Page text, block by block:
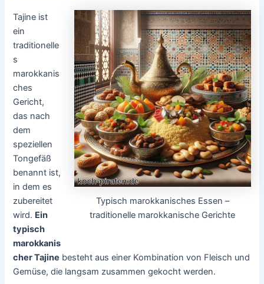
Typisch marokkanisches Essen –
traditionelle marokkanische Gerichte
Tajine ist
ein
traditionelle
s
marokkanis
ches
Gericht,
das nach
dem
speziellen
Tongefäß
benannt ist,
in dem es
zubereitet
wird. Ein
typisch
marokkanis
cher Tajine besteht aus einer Kombination von Fleisch und
Gemüse, die langsam zusammen gekocht werden.